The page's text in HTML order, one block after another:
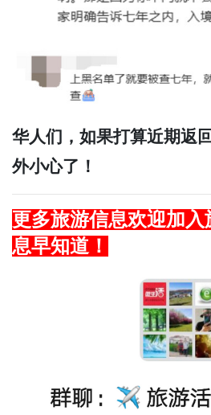
华人们，如果打算近期返
外小心了！
更多旅游信息欢迎加
息早知道！